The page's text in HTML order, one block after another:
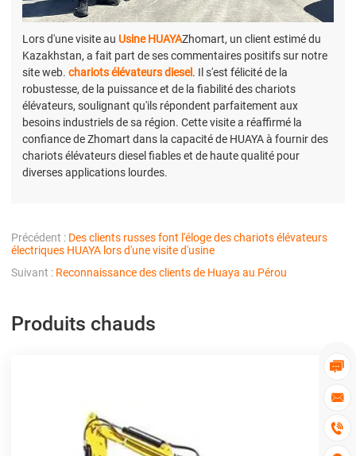



Lors d'une visite au Usine HUAYAZhomart, un client estimé du
Kazakhstan, a fait part de ses commentaires positifs sur notre
site web. chariots élévateurs diesel. Il s'est félicité de la
robustesse, de la puissance et de la fiabilité des chariots
élévateurs, soulignant qu'ils répondent parfaitement aux
besoins industriels de sa région. Cette visite a réaffirmé la
confiance de Zhomart dans la capacité de HUAYA à fournir des
chariots élévateurs diesel fiables et de haute qualité pour
diverses applications lourdes.
Précédent : Des clients russes font l'éloge des chariots élévateurs
électriques HUAYA lors d'une visite d'usine
Suivant : Reconnaissance des clients de Huaya au Pérou
Produits chauds